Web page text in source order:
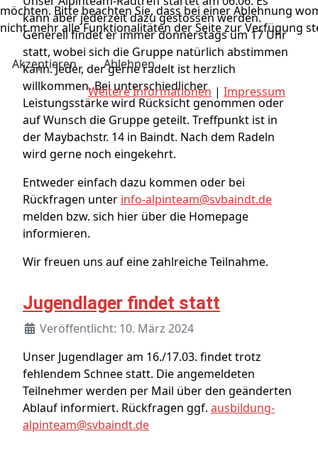
kann aber jederzeit dazu gestossen werden.
Generell findet er immer donnerstags um 17 Uhr
statt, wobei sich die Gruppe natürlich abstimmen
kann. Jeder, der gerne radelt ist herzlich
willkommen. Bei unterschiedlicher
Leistungsstärke wird Rücksicht genommen oder
auf Wunsch die Gruppe geteilt. Treffpunkt ist in
der Maybachstr. 14 in Baindt. Nach dem Radeln
wird gerne noch eingekehrt.
Entweder einfach dazu kommen oder bei
Rückfragen unter info-alpinteam@svbaindt.de
melden bzw. sich hier über die Homepage
informieren.
Wir freuen uns auf eine zahlreiche Teilnahme.
Jugendlager findet statt
Veröffentlicht: 10. März 2024
Unser Jugendlager am 16./17.03. findet trotz
fehlendem Schnee statt. Die angemeldeten
Teilnehmer werden per Mail über den geänderten
Ablauf informiert. Rückfragen ggf. ausbildung-
alpinteam@svbaindt.de
möchten. Bitte beachten Sie, dass bei einer Ablehnung
nicht mehr alle Funktionalitäten der Seite zur Verfügung
Akzeptieren
Ablehnen
Weitere Informationen | Impressum